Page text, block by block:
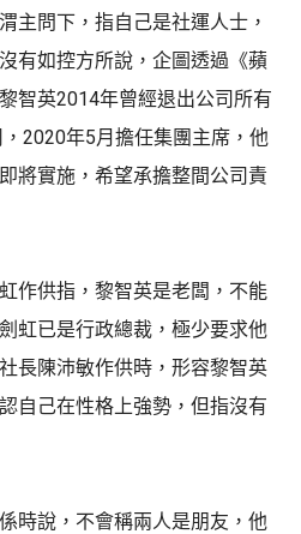
主問下，指自己是社運人士，
有如控方所說，企圖透過《蘋
智英2014年曾經退出公司所有
2020年5月擔任集團主席，他
將實施，希望承擔整間公司責
作供指，黎智英是老闆，不能
虹已是行政總裁，極少要求他
長陳沛敏作供時，形容黎智英
自己在性格上強勢，但指沒有
時說，不會稱兩人是朋友，他